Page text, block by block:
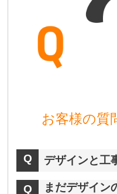
お客様の質
デザインと工
まだデザイン